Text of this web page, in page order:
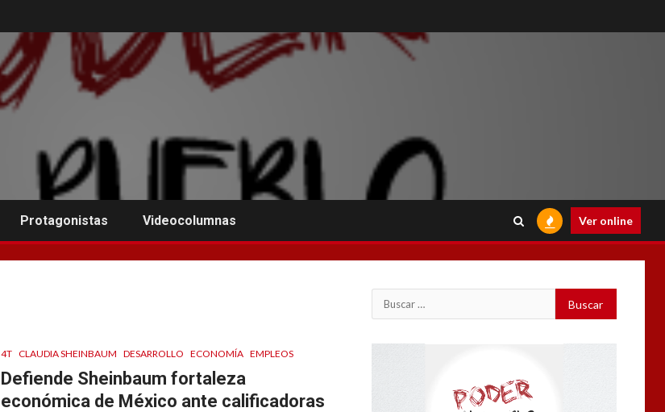
Protagonistas Videocolumnas Ver online
4T CLAUDIA SHEINBAUM DESARROLLO ECONOMÍA EMPLEOS
Defiende Sheinbaum fortaleza
económica de México ante calificadoras
Buscar: